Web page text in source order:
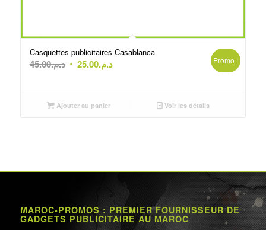
Casquettes publicitaires Casablanca
د.م.45.00
Le
était :
د.م.25.00
Le
Promo !
Ajouter au panier Voir les détails
MAROC-PROMOS : PREMIER FOURNISSEUR DE
GADGETS PUBLICITAIRE AU MAROC